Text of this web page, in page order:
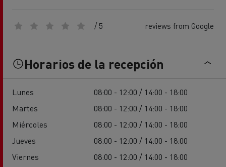
/ 5 reviews from Google
Horarios de la recepción
Lunes
08:00 - 12:00 / 14:00 - 18:00
Martes
08:00 - 12:00 / 14:00 - 18:00
Miércoles
08:00 - 12:00 / 14:00 - 18:00
Jueves
08:00 - 12:00 / 14:00 - 18:00
Viernes
08:00 - 12:00 / 14:00 - 18:00